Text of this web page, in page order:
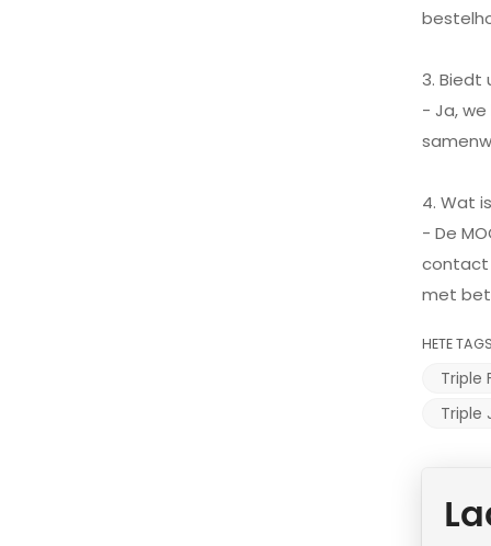
3. Biedt
- Ja,
4. Wat
- De
contact
met
HETE
Triple
Triple